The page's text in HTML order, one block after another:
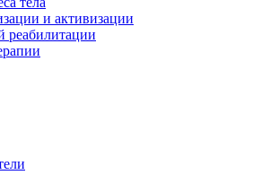
и активизации
реабилитации